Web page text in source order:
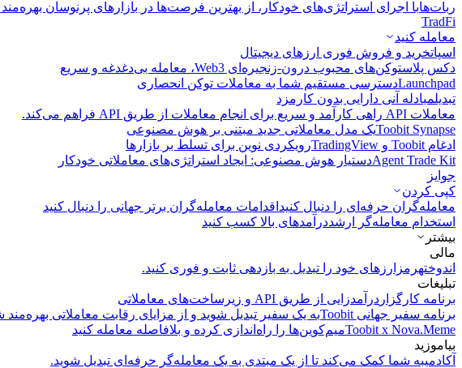
ربات‌هابا اجرای استراتژی‌های خودکار، از بهترین فرصت‌ها در بازارهای پرنوسان
TradFi
معامله کنید
اسپاتخرید و فروش فوری ارزهای دیجیتال
دکس پلاستوکن‌های محبوب درون-زنجیره‌ای Web3، معامله بی‌دغدغه و سریع
Launchpadدسترسی مستقیم شما به معاملات توکن انحصاری
تبدیلمبادله آنی دارایی بدون کارمزد
معاملات API
راهی کارآمد و سریع برای انجام معاملات از طریق API فراهم می‌کند.
Toobit Synapseیک مدل معاملاتی جدید مبتنی بر هوش مصنوعی
ادغام Toobit و TradingView
رویکردی نوین برای تسلط بر بازارها
Agent Trade Kitدستیار هوش مصنوعی: ایجاد استراتژی‌های معاملاتی خودکار
جوایز
کپی‌ کردن
معامله‌گران حرفه‌ای را دنبال کنید اقدامات معامله‌گران برتر جهانی را دنبال کنید
استخدام معامله‌گر ارشددرآمد‌های بالا کسب کنید
بیشتر
مالی
اندوختهرمزارزهای خود را تبدیل به بازدهی ثابت و فوری کنید.
تبلیغات
برنامه کارگزار درآمدزایی از طریق API و زیرساخت‌های معاملاتی
برنامه سفیر جهانی Toobit
به یک سفیر تبدیل شوید و از مزایای رقابت معاملاتی بهره‌مند
Toobit x Nova.Memeمیم‌کوین‌ها را راه‌اندازی کرده و بلافاصله معامله کنید
بیاموزید
آکادمیبه شما کمک می‌کند تا از یک مبتدی به یک معامله‌گر حرفه‌ای تبدیل شوید.